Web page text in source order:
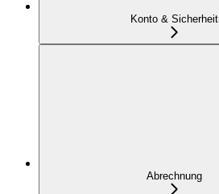
Konto & Sicherheit
Abrechnung